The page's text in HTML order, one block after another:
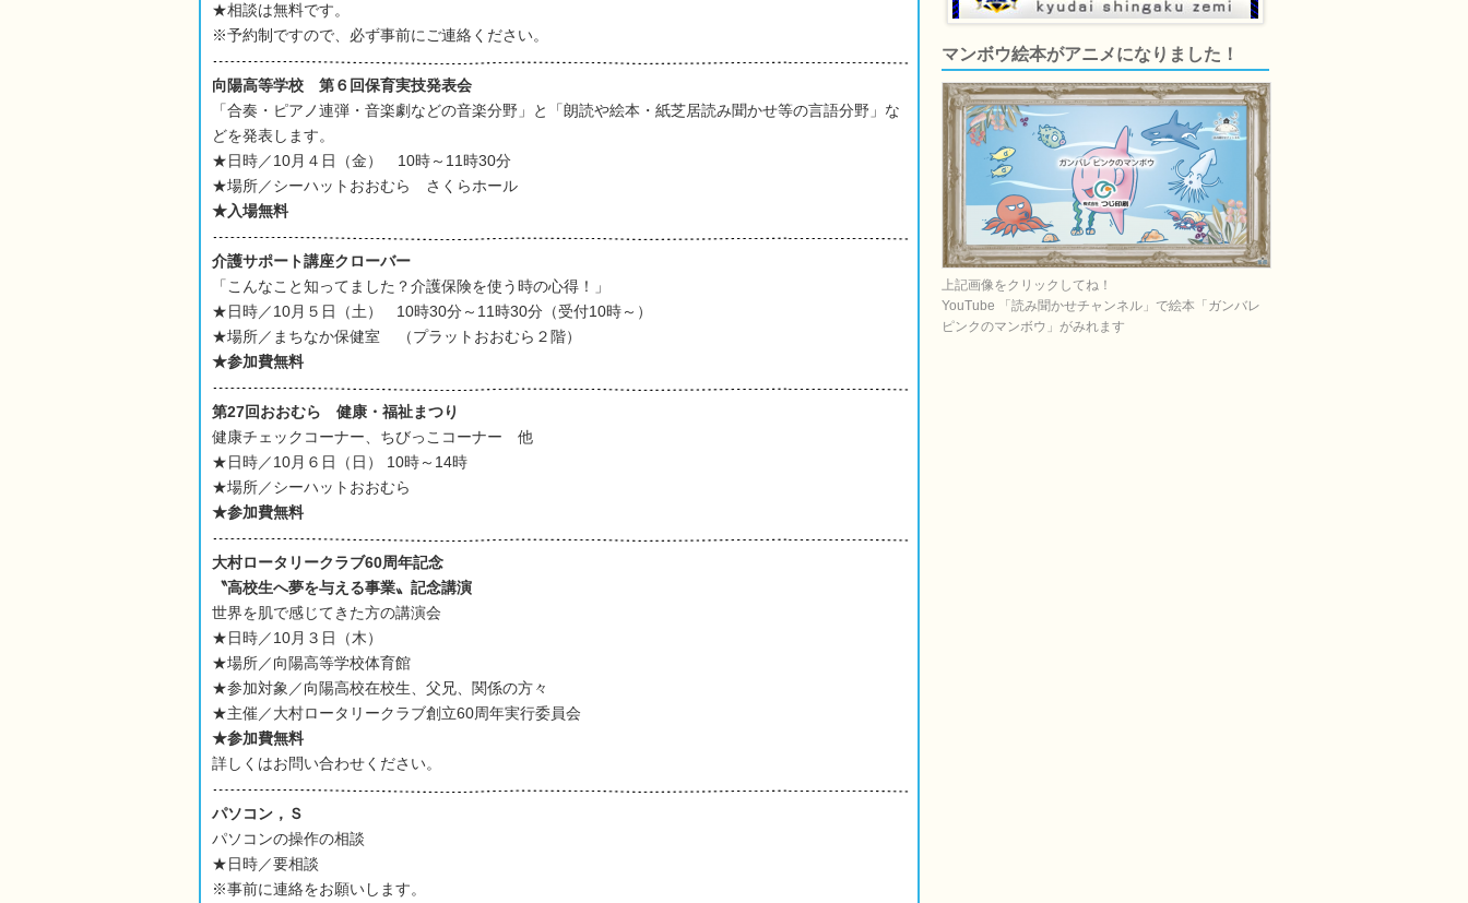
★相談は無料です。
※予約制ですので、必ず事前にご連絡ください。
向陽高等学校 第６回保育実技発表会
「合奏・ピアノ連弾・音楽劇などの音楽分野」と「朗読や絵本・紙芝居読み聞かせ等の言語分野」な
どを発表します。
★日時／10月４日（金） 10時～11時30分
★場所／シーハットおおむら さくらホール
★入場無料
介護サポート講座クローバー
「こんなこと知ってました？介護保険を使う時の心得！」
★日時／10月５日（土）
10時30分～11時30分（受付10時～）
★場所／まちなか保健室
（プラットおおむら２階）
★参加費無料
第27回おおむら 健康・福祉まつり
健康チェックコーナー、ちびっこコーナー 他
★日時／10月６日（日） 10時～14時
★場所／シーハットおおむら
★参加費無料
大村ロータリークラブ60周年記念
〝高校生へ夢を与える事業〟記念講演
世界を肌で感じてきた方の講演会
★日時／10月３日（木）
★場所／向陽高等学校体育館
★参加対象／向陽高校在校生、父兄、関係の方々
★主催／大村ロータリークラブ創立60周年実行委員会
★参加費無料
詳しくはお問い合わせください。
パソコン ， Ｓ
パソコンの操作の相談
★日時／要相談
※事前に連絡をお願いします。
マンボウ絵本がアニメになりました！
上記画像をクリックしてね！
YouTube 「読み聞かせチャンネル」で絵本「ガンバレ
ピンクのマンボウ」がみれます